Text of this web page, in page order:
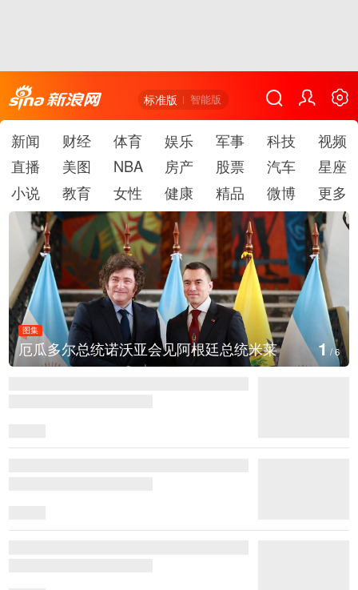
标准版 智能版
新闻 财经 体育 娱乐 军事 科技
视频
直播
美图 NBA 房产 股票 汽车
星座
小说
教育 女性 健康 精品 微博 更多
图集
美国斯波坎：野火烧毁700多所房屋 2/6